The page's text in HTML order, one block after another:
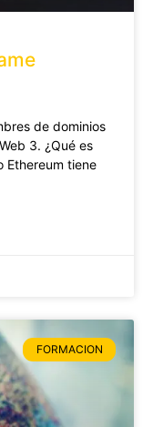
de dominios
3. ¿Qué es
Ethereum tiene
FORMACION